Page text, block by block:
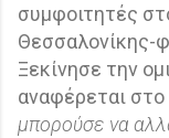
συμφοιτητές
Θεσσαλονίκης-
Ξεκίνησε την
αναφέρεται
μπορούσε να